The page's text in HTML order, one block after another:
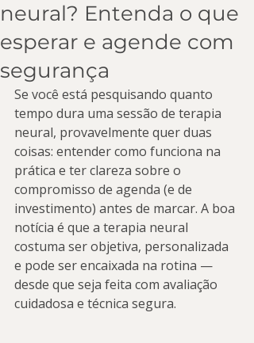
neural? Entenda o que
esperar e agende com
segurança
Se você está pesquisando quanto
tempo dura uma sessão de terapia
neural, provavelmente quer duas
coisas: entender como funciona na
prática e ter clareza sobre o
compromisso de agenda (e de
investimento) antes de marcar. A boa
notícia é que a terapia neural
costuma ser objetiva, personalizada
e pode ser encaixada na rotina —
desde que seja feita com avaliação
cuidadosa e técnica segura.